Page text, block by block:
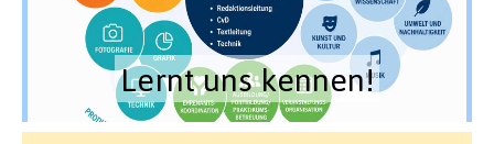
Lernt uns kennen!